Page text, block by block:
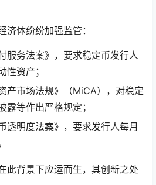
济体纷纷加强监管：
服务法案》，要求稳定币发行人
性资产；
产市场法规》（MiCA），对稳定
露等作出严格规定；
透明度法案》，要求发行人每月
此背景下应运而生，其创新之处